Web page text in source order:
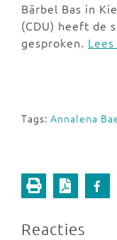
Bärbel Bas in
(CDU) heeft de
gesproken.
Tags: Annalena
Reacties